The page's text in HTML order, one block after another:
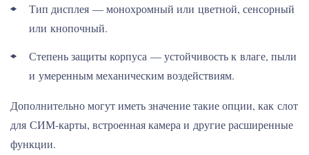
Тип дисплея — монохромный или цветной, сенсорный
или кнопочный.
Степень защиты корпуса — устойчивость к влаге, пыли
и умеренным механическим воздействиям.
Дополнительно могут иметь значение такие опции, как слот
для СИМ-карты, встроенная камера и другие расширенные
функции.